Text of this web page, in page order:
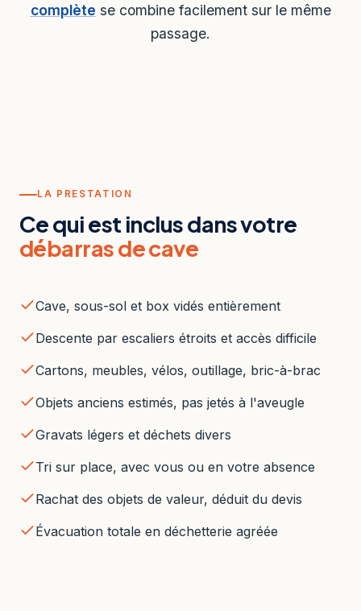
complète se combine facilement sur le même
passage.
LA PRESTATION
Ce qui est inclus dans votre
débarras de cave
Cave, sous-sol et box vidés entièrement
Descente par escaliers étroits et accès difficile
Cartons, meubles, vélos, outillage, bric-à-brac
Objets anciens estimés, pas jetés à l'aveugle
Gravats légers et déchets divers
Tri sur place, avec vous ou en votre absence
Rachat des objets de valeur, déduit du devis
Évacuation totale en déchetterie agréée